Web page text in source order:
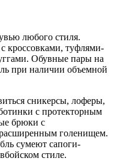
любого стиля.
кроссовками, туфлями-
Обувные пары на
при наличии объемной
сникерсы, лоферы,
с протекторным
брюки с
голенищем.
сумеют сапоги-
стиле.